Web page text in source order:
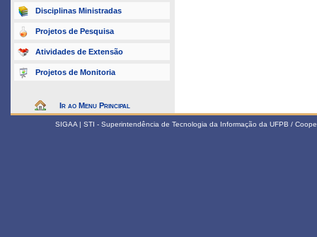
Disciplinas Ministradas
Projetos de Pesquisa
Atividades de Extensão
Projetos de Monitoria
Ir ao Menu Principal
SIGAA | STI - Superintendência de Tecnologia da Informação da UFPB /